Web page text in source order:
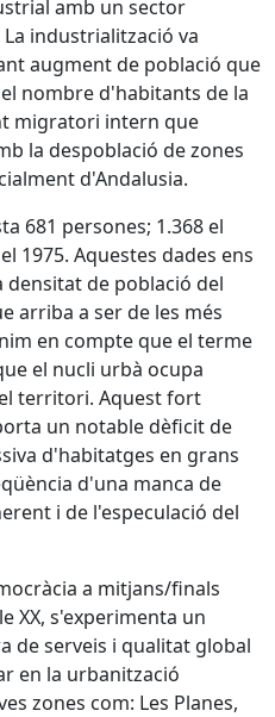
amb un sector
industrialització va
augment de població que
nombre d'habitants de la
migratori intern que
la despoblació de zones
d'Andalusia.
681 persones; 1.368 el
1975. Aquestes dades ens
densitat de població del
arriba a ser de les més
en compte que el terme
el nucli urbà ocupa
territori. Aquest fort
un notable dèficit de
d'habitatges en grans
d'una manca de
i de l'especulació del
a mitjans/finals
XX, s'experimenta un
de serveis i qualitat global
en la urbanització
zones com: Les Planes,